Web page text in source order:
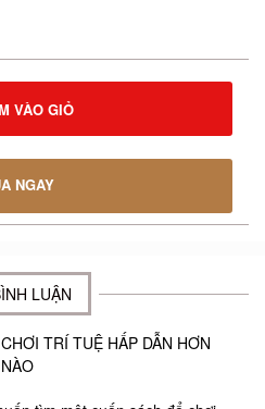
VÀO GIỎ
NGAY
LUẬN
TRÍ TUỆ HẤP DẪN HƠN